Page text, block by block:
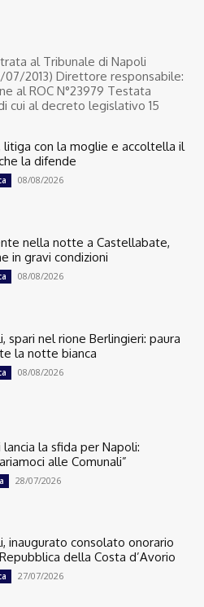
al Tribunale di Napoli
07/2013) Direttore responsabile:
al ROC N°23979 Testata
cui al decreto legislativo 15
litiga con la moglie e accoltella il
la difende
08/08/2026
nella notte a Castellabate,
in gravi condizioni
08/08/2026
spari nel rione Berlingieri: paura
la notte bianca
08/08/2026
lancia la sfida per Napoli:
alle Comunali”
28/07/2026
inaugurato consolato onorario
della Costa d’Avorio
27/07/2026